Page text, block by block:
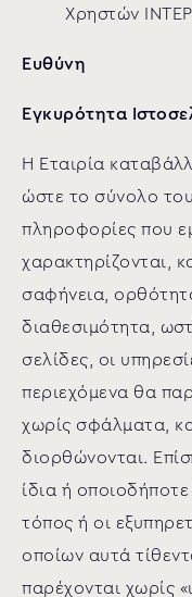
Χρηστών
Ευθύνη
Εγκυρότητα
Η Εταιρία
ώστε το σύνολο του
πληροφορίες που
χαρακτηρίζονται,
σαφήνεια,
διαθεσιμότητα,
σελίδες, οι
περιεχόμενα θα
χωρίς σφάλματα,
διορθώνονται.
ίδια ή
τόπος ή οι
οποίων αυτά
παρέχονται χωρίς